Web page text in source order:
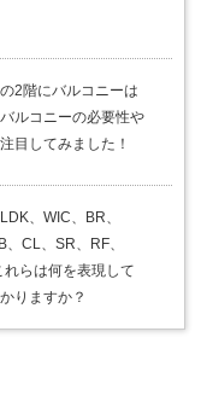
2階にバルコニーは
ルコニーの必要性や
目してみました！
、WIC、BR、
、CL、SR、RF、
れらは何を表現して
りますか？